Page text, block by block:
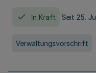
In Kraft Seit 25.
Verwaltungsvorschrift